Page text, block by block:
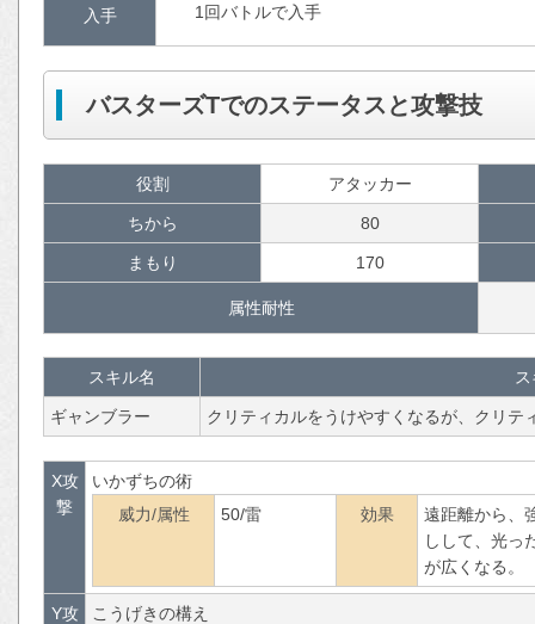
入手
1回バトルで入手
バスターズTでのステータスと攻撃技
役割 アタッカー
ちから 80
まもり 170
属性耐性
スキル名
ギャンブラー クリティカルをうけやすくなるが、クリテ
X攻
撃
いかずちの術
威力/属性
50/雷 効果
遠距離から、
しして、光っ
が広くなる。
Y攻
こうげきの構え